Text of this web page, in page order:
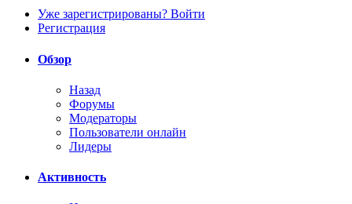
Уже зарегистрированы? Войти
Регистрация
Обзор
Назад
Форумы
Модераторы
Пользователи онлайн
Лидеры
Активность